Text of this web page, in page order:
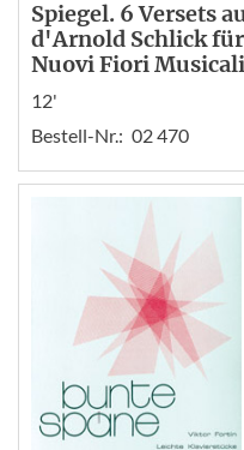
Spiegel. 6 Versets
d'Arnold Schlick
Nuovi Fiori
12'
Bestell-Nr.: 02 470